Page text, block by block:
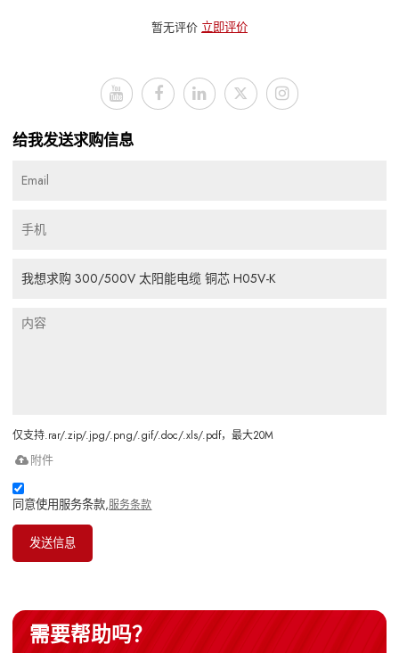
暂无评价 立即评价
给我发送求购信息
仅支持.rar/.zip/.jpg/.png/.gif/.doc/.xls/.pdf，最大20M
附件
同意使用服务条款,服务条款
发送信息
需要帮助吗？